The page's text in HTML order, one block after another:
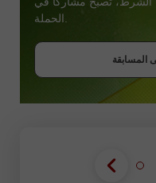
المسابقة
المسابقة
بونص